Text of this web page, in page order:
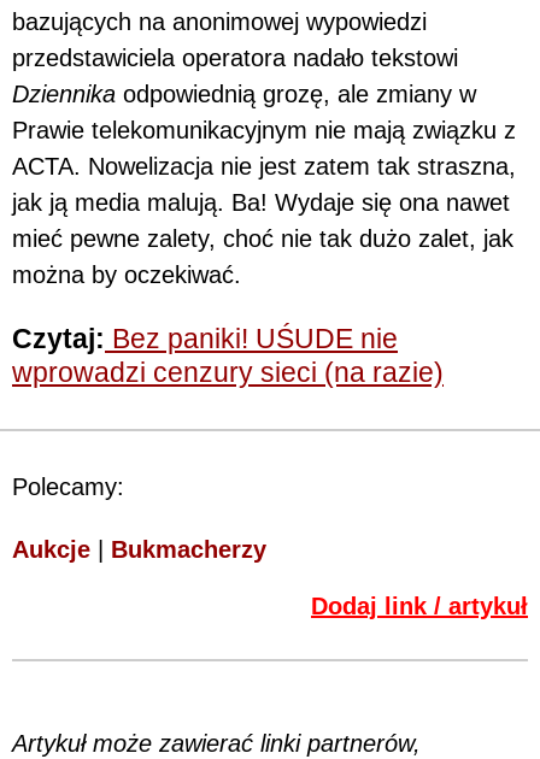
bazujących na anonimowej wypowiedzi
przedstawiciela operatora nadało tekstowi
Dziennika odpowiednią grozę, ale zmiany w
Prawie telekomunikacyjnym nie mają związku z
ACTA. Nowelizacja nie jest zatem tak straszna,
jak ją media malują. Ba! Wydaje się ona nawet
mieć pewne zalety, choć nie tak dużo zalet, jak
można by oczekiwać.
Czytaj: Bez paniki! UŚUDE nie
wprowadzi cenzury sieci (na razie)
Polecamy:
Aukcje Bukmacherzy
Dodaj link / artykuł
Artykuł może zawierać linki partnerów,